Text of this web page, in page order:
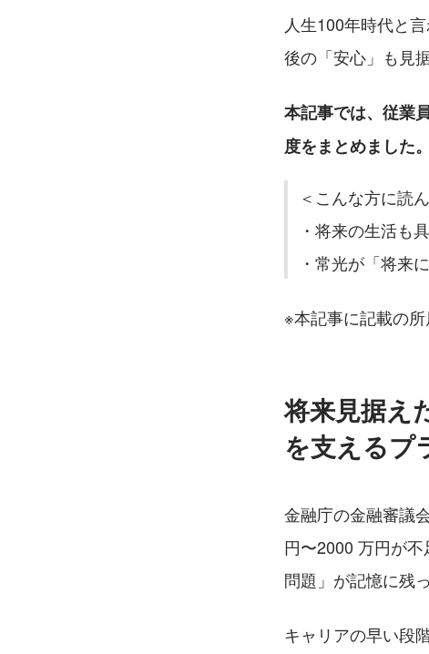
人生100年時代と
後の「安心」も見
本記事では、従業
度をまとめました。
＜こんな方に読
・将来の生活も
・常光が「将来
※本記事に記載の
将来見据え
を支えるプ
金融庁の金融審議
円〜2000 万円が
問題」が記憶に残
キャリアの早い段